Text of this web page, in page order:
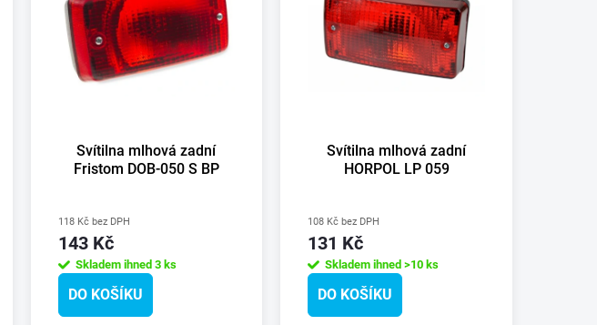
Svítilna mlhová zadní
Fristom DOB-050 S BP
118 Kč bez DPH
143 Kč
Skladem ihned 3 ks
DO KOŠÍKU
Svítilna mlhová zadní
HORPOL LP 059
108 Kč bez DPH
131 Kč
Skladem ihned>10 ks
DO KOŠÍKU